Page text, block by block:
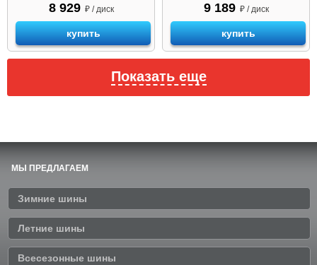
8 929 ₽ / диск
купить
9 189 ₽ / диск
купить
Показать еще
МЫ ПРЕДЛАГАЕМ
Зимние шины
Летние шины
Всесезонные шины